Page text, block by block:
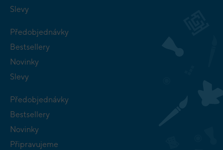
Slevy
Předobjednávky
Bestsellery
Novinky
Slevy
Předobjednávky
Bestsellery
Novinky
Připravujeme